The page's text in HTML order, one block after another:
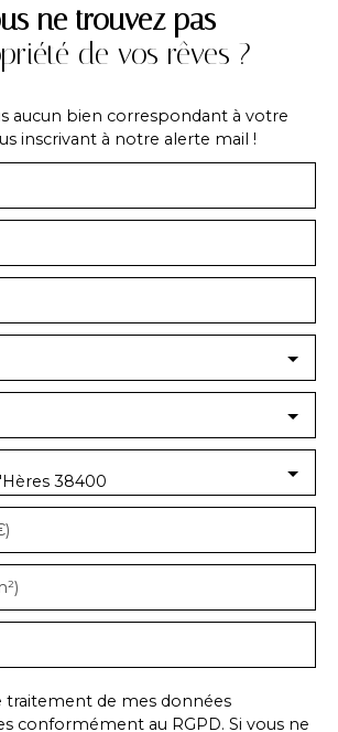
ne trouvez pas
de vos rêves ?
aucun bien correspondant à votre
inscrivant à notre alerte mail !
38400
traitement de mes données
conformément au RGPD. Si vous ne